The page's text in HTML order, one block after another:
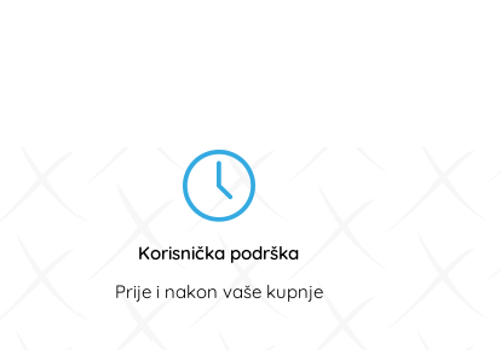
Korisnička podrška
Prije i nakon vaše kupnje